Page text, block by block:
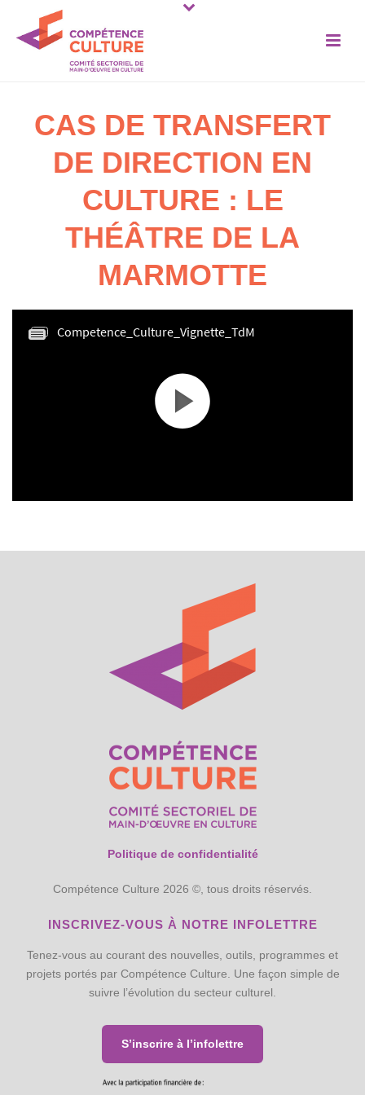
CAS DE TRANSFERT
DE DIRECTION EN
CULTURE : LE
THÉÂTRE DE LA
MARMOTTE
Politique de confidentialité
Compétence Culture 2026 ©, tous droits réservés.
INSCRIVEZ-VOUS À NOTRE INFOLETTRE
Tenez-vous au courant des nouvelles, outils, programmes et
projets portés par Compétence Culture. Une façon simple de
suivre l’évolution du secteur culturel.
S’inscrire à l’infolettre